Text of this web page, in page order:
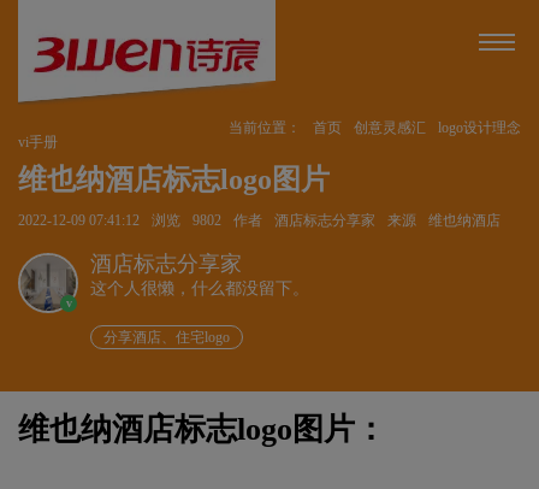
当前位置： 首页 创意灵感汇
logo设计理念
vi手册
维也纳酒店标志logo图片
2022-12-09 07:41:12 浏览 9802 作者 酒店标志分享家 来源 维也纳酒店
v
酒店标志分享家
这个人很懒，什么都没留下。
分享酒店、住宅logo
维也纳酒店标志logo图片：